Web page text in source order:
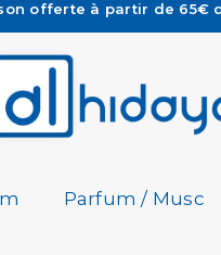
passées avant 15h
d'aide ? Retrouvez notre
offerte à partir de 65€
Parfum / Musc